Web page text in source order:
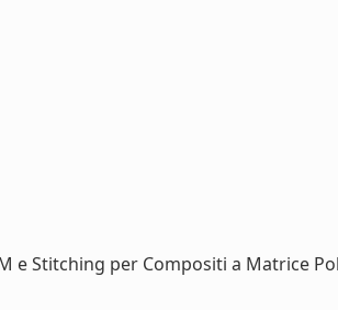
e Stitching per Compositi a Matrice